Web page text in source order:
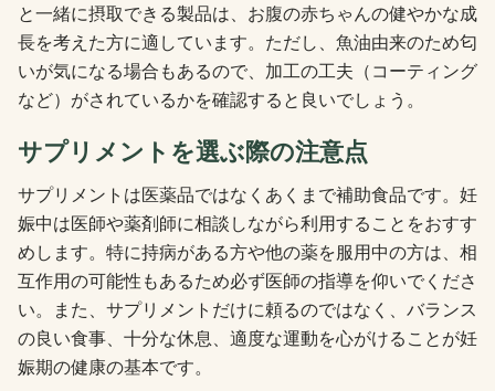
と一緒に摂取できる製品は、お腹の赤ちゃんの健やかな成
長を考えた方に適しています。ただし、魚油由来のため匂
いが気になる場合もあるので、加工の工夫（コーティング
など）がされているかを確認すると良いでしょう。
サプリメントを選ぶ際の注意点
サプリメントは医薬品ではなくあくまで補助食品です。妊
娠中は医師や薬剤師に相談しながら利用することをおすす
めします。特に持病がある方や他の薬を服用中の方は、相
互作用の可能性もあるため必ず医師の指導を仰いでくださ
い。また、サプリメントだけに頼るのではなく、バランス
の良い食事、十分な休息、適度な運動を心がけることが妊
娠期の健康の基本です。